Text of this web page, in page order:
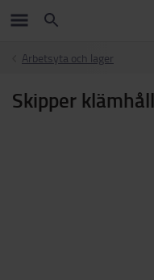
Arbetsyta och lager
Skipper